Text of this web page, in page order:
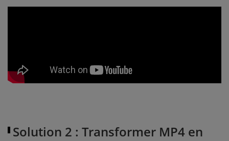
Solution 2 : Transformer MP4 en